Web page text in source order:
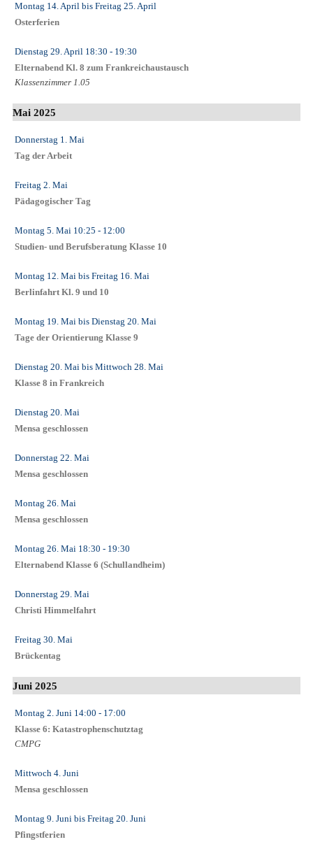
Montag 14. April bis Freitag 25. April
Osterferien
Dienstag 29. April 18:30 - 19:30
Elternabend Kl. 8 zum Frankreichaustausch
Klassenzimmer 1.05
Mai 2025
Donnerstag 1. Mai
Tag der Arbeit
Freitag 2. Mai
Pädagogischer Tag
Montag 5. Mai 10:25 - 12:00
Studien- und Berufsberatung Klasse 10
Montag 12. Mai bis Freitag 16. Mai
Berlinfahrt Kl. 9 und 10
Montag 19. Mai bis Dienstag 20. Mai
Tage der Orientierung Klasse 9
Dienstag 20. Mai bis Mittwoch 28. Mai
Klasse 8 in Frankreich
Dienstag 20. Mai
Mensa geschlossen
Donnerstag 22. Mai
Mensa geschlossen
Montag 26. Mai
Mensa geschlossen
Montag 26. Mai 18:30 - 19:30
Elternabend Klasse 6 (Schullandheim)
Donnerstag 29. Mai
Christi Himmelfahrt
Freitag 30. Mai
Brückentag
Juni 2025
Montag 2. Juni 14:00 - 17:00
Klasse 6: Katastrophenschutztag
CMPG
Mittwoch 4. Juni
Mensa geschlossen
Montag 9. Juni bis Freitag 20. Juni
Pfingstferien